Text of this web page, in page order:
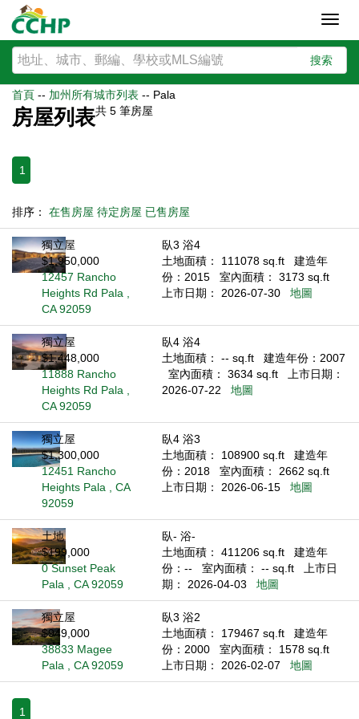
搜索
首頁 -- 加州所有城市列表 -- Pala
房屋列表共 5 筆房屋
1
排序： 在售房屋 待定房屋 已售房屋
獨立屋
$1,950,000
12457 Rancho
Heights Rd Pala ,
CA 92059
臥3 浴4
土地面積： 111078 sq.ft
建造年
份：2015
室內面積： 3173 sq.ft
上市日期： 2026-07-30
地圖
獨立屋
$1,448,000
11888 Rancho
Heights Rd Pala ,
CA 92059
臥4 浴4
土地面積： -- sq.ft
建造年份：2007
室內面積： 3634 sq.ft
上市日期：
2026-07-22
地圖
獨立屋
$1,300,000
12451 Rancho
Heights Pala , CA
92059
臥4 浴3
土地面積： 108900 sq.ft
建造年
份：2018
室內面積： 2662 sq.ft
上市日期： 2026-06-15
地圖
土地
$199,000
0 Sunset Peak
Pala , CA 92059
臥- 浴-
土地面積： 411206 sq.ft
建造年
份：--
室內面積： -- sq.ft
上市日
期： 2026-04-03
地圖
獨立屋
$949,000
38833 Magee
Pala , CA 92059
臥3 浴2
土地面積： 179467 sq.ft
建造年
份：2000
室內面積： 1578 sq.ft
上市日期： 2026-02-07
地圖
1